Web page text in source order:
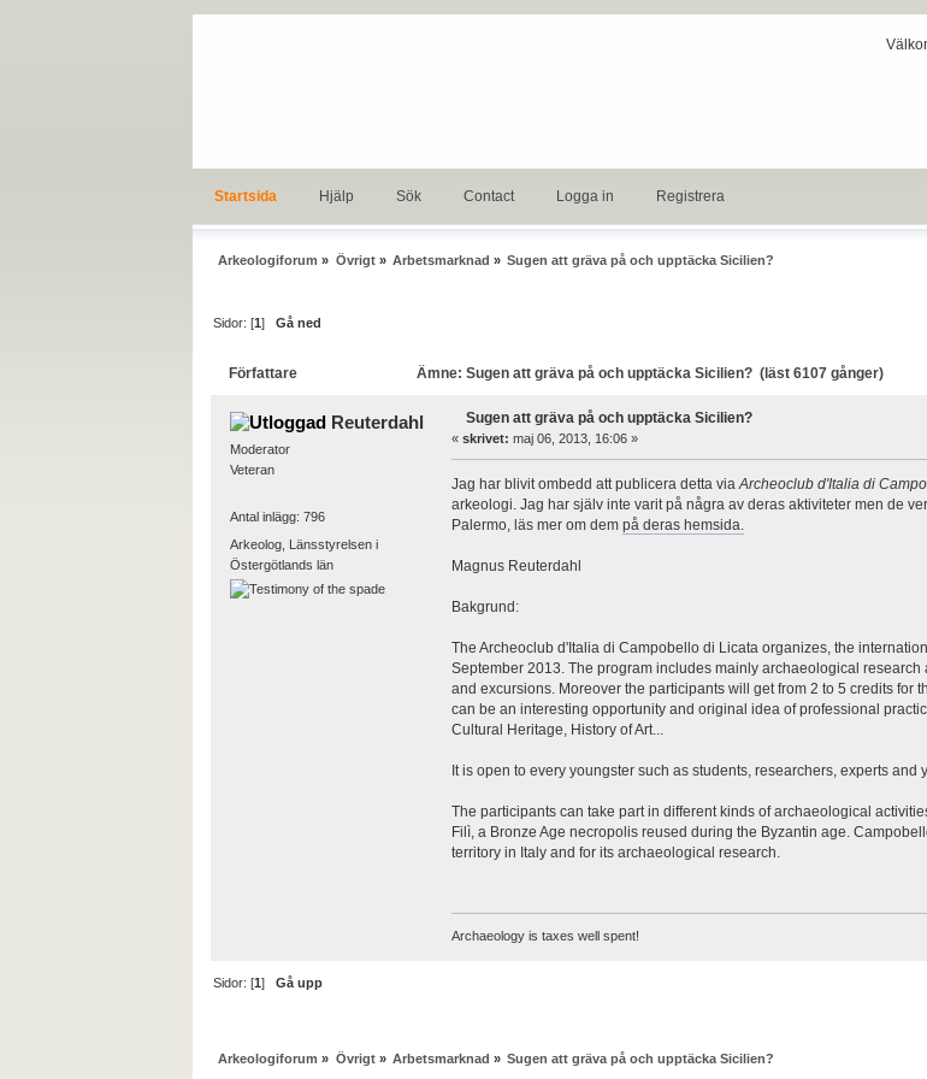
Startsida Hjälp Sök Contact Logga in Registrera
Arkeologiforum » Övrigt» Arbetsmarknad » Sugen att gräva på och upptäcka Sicilien?
Sidor: [1]Gå ned
Författare Ämne: Sugen att gräva på och upptäcka Sicilien? (läst 6107 gånger)
Reuterdahl
Moderator
Veteran
Antal inlägg: 796
Arkeolog, Länsstyrelsen i
Östergötlands län
Sugen att gräva på och upptäcka Sicilien?
« skrivet: maj 06, 2013, 16:06 »
Jag har blivit ombedd att publicera detta viaArcheoclub d'Italia di
arkeologi. Jag har själv inte varit på några av deras aktiviteter men de
Palermo, läs mer om dem på deras hemsida.
Magnus Reuterdahl
Bakgrund:
The Archeoclub d'Italia di Campobello di Licata organizes, the
September 2013. The program includes mainly archaeological
and excursions. Moreover the participants will get from 2 to 5 credits for
can be an interesting opportunity and original idea of professional
Cultural Heritage, History of Art...
It is open to every youngster such as students, researchers, experts
The participants can take part in different kinds of archaeological
Filì, a Bronze Age necropolis reused during the Byzantin age.
territory in Italy and for its archaeological research.
Archaeology is taxes well spent!
Sidor: [1]Gå upp
Arkeologiforum » Övrigt» Arbetsmarknad » Sugen att gräva på och upptäcka Sicilien?